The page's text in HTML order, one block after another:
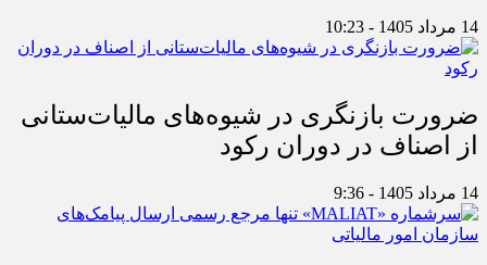
14 مرداد 1405 - 10:23
ضرورت بازنگری در شیوه‌های مالیات‌ستانی
از اصناف در دوران رکود
14 مرداد 1405 - 9:36